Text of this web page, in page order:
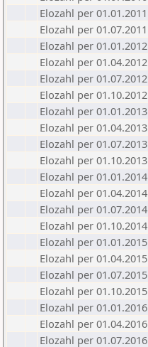
Elozahl per 01.01.2011
Elozahl per 01.07.2011
Elozahl per 01.01.2012
Elozahl per 01.04.2012
Elozahl per 01.07.2012
Elozahl per 01.10.2012
Elozahl per 01.01.2013
Elozahl per 01.04.2013
Elozahl per 01.07.2013
Elozahl per 01.10.2013
Elozahl per 01.01.2014
Elozahl per 01.04.2014
Elozahl per 01.07.2014
Elozahl per 01.10.2014
Elozahl per 01.01.2015
Elozahl per 01.04.2015
Elozahl per 01.07.2015
Elozahl per 01.10.2015
Elozahl per 01.01.2016
Elozahl per 01.04.2016
Elozahl per 01.07.2016